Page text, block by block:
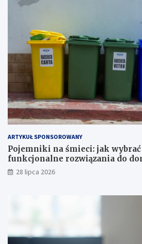
ARTYKUŁ SPONSOROWANY
Pojemniki na śmieci: jak wybrać
funkcjonalne rozwiązania do
instytucji
28 lipca 2026